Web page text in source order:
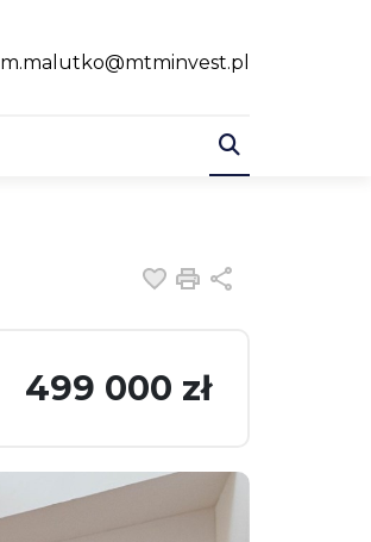
m.malutko@mtminvest.pl
Dodaj do
Drukuj
499 000 zł